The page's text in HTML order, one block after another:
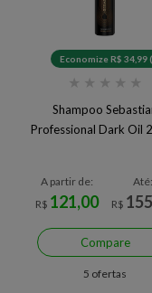
Economize R$ 34,99
★ ★ ★ ★ ★
Shampoo
Professional Dark Oil
A partir de:
R$ 121,00
Até:
R$
Compare
5 ofertas